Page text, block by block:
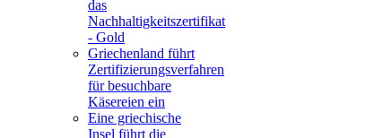
das
Nachhaltigkeitszertifikat
- Gold
Griechenland führt
Zertifizierungsverfahren
für besuchbare
Käsereien ein
Eine griechische
Insel führt die